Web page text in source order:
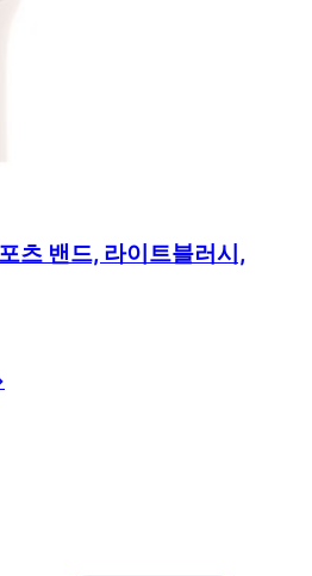
츠 밴드, 라이트블러시,